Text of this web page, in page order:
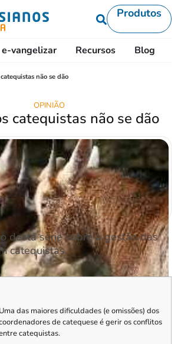
Produtos
e-vangelizar Recursos Blog
não se dão
OPINIÃO
catequistas não se dão
desta série sobre a gestão das
catequistas.
Uma das maiores dificuldades (e omissões) dos
de catequese é gerir os conflitos
catequistas.